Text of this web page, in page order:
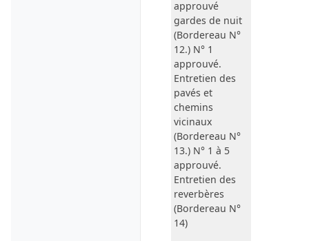
approuvé
gardes de nuit
(Bordereau N°
12.) N° 1
approuvé.
Entretien des
pavés et
chemins
vicinaux
(Bordereau N°
13.) N° 1 à 5
approuvé.
Entretien des
reverbères
(Bordereau N°
14)